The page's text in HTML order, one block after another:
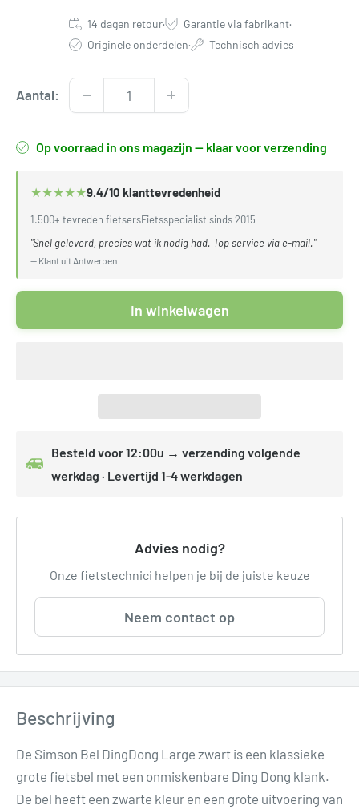
14 dagen retour· Garantie via fabrikant·
Originele onderdelen· Technisch advies
Aantal:
Op voorraad in ons magazijn — klaar voor verzending
★★★★★9.4/10 klanttevredenheid
1.500+ tevreden fietsersFietsspecialist sinds 2015
"Snel geleverd, precies wat ik nodig had. Top service via e-mail."
— Klant uit Antwerpen
In winkelwagen
Besteld voor 12:00u → verzending volgende
werkdag · Levertijd 1-4 werkdagen
Advies nodig?
Onze fietstechnici helpen je bij de juiste keuze
Neem contact op
Beschrijving
De Simson Bel DingDong Large zwart is een klassieke
grote fietsbel met een onmiskenbare Ding Dong klank.
De bel heeft een zwarte kleur en een grote uitvoering van